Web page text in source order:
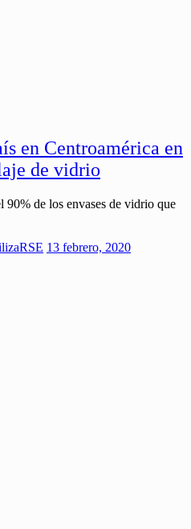
en Centroamérica en
de vidrio
90% de los envases de vidrio que
13 febrero, 2020